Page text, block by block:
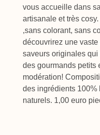
vous accueille dans
artisanale et très
,sans colorant, sans
découvrirez une
saveurs originales
des gourmands petits
modération!
des ingrédients 100%
naturels. 1,00 euro